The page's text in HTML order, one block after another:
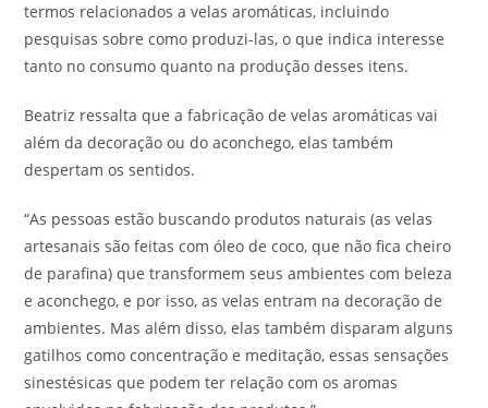
termos relacionados a velas aromáticas, incluindo
pesquisas sobre como produzi-las, o que indica interesse
tanto no consumo quanto na produção desses itens.
Beatriz ressalta que a fabricação de velas aromáticas vai
além da decoração ou do aconchego, elas também
despertam os sentidos.
“As pessoas estão buscando produtos naturais (as velas
artesanais são feitas com óleo de coco, que não fica cheiro
de parafina) que transformem seus ambientes com beleza
e aconchego, e por isso, as velas entram na decoração de
ambientes. Mas além disso, elas também disparam alguns
gatilhos como concentração e meditação, essas sensações
sinestésicas que podem ter relação com os aromas